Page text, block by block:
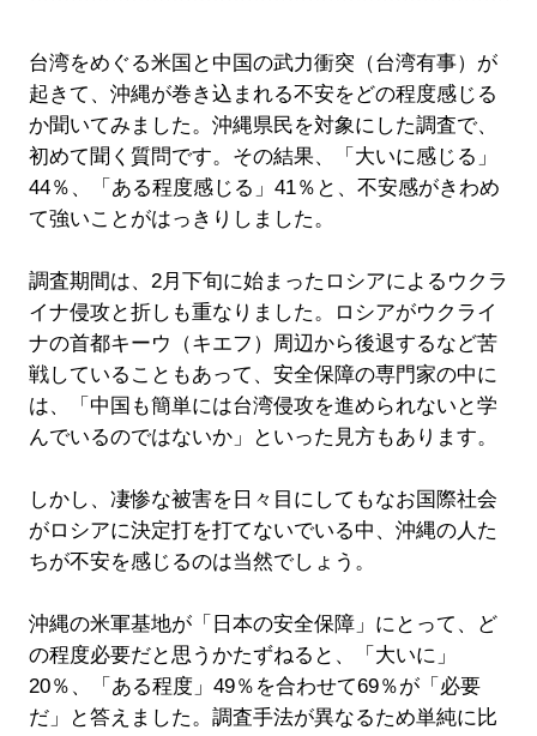
台湾をめぐる米国と中国の武力衝突（台湾有事）が
起きて、沖縄が巻き込まれる不安をどの程度感じる
か聞いてみました。沖縄県民を対象にした調査で、
初めて聞く質問です。その結果、「大いに感じる」
44％、「ある程度感じる」41％と、不安感がきわめ
て強いことがはっきりしました。
調査期間は、2月下旬に始まったロシアによるウクラ
イナ侵攻と折しも重なりました。ロシアがウクライ
ナの首都キーウ（キエフ）周辺から後退するなど苦
戦していることもあって、安全保障の専門家の中に
は、「中国も簡単には台湾侵攻を進められないと学
んでいるのではないか」といった見方もあります。
しかし、凄惨な被害を日々目にしてもなお国際社会
がロシアに決定打を打てないでいる中、沖縄の人た
ちが不安を感じるのは当然でしょう。
沖縄の米軍基地が「日本の安全保障」にとって、ど
の程度必要だと思うかたずねると、「大いに」
20％、「ある程度」49％を合わせて69％が「必要
だ」と答えました。調査手法が異なるため単純に比